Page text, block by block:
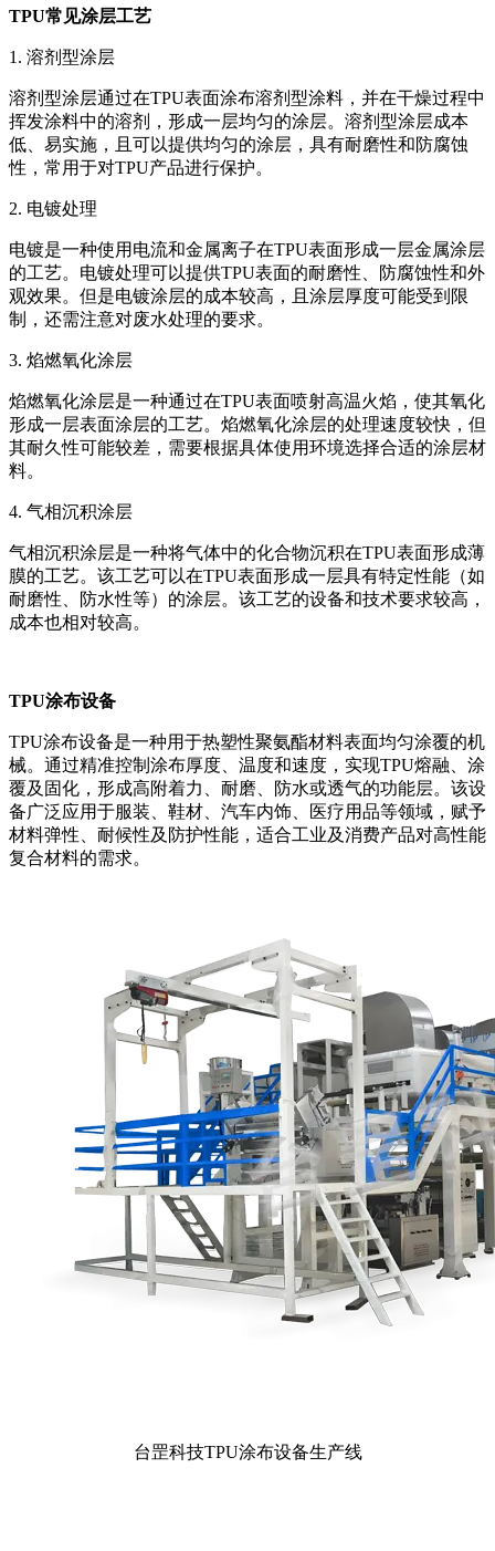
TPU常见涂层工艺
1. 溶剂型涂层
溶剂型涂层通过在TPU表面涂布溶剂型涂料，并在干燥过程中
挥发涂料中的溶剂，形成一层均匀的涂层。溶剂型涂层成本
低、易实施，且可以提供均匀的涂层，具有耐磨性和防腐蚀
性，常用于对TPU产品进行保护。
2. 电镀处理
电镀是一种使用电流和金属离子在TPU表面形成一层金属涂层
的工艺。电镀处理可以提供TPU表面的耐磨性、防腐蚀性和外
观效果。但是电镀涂层的成本较高，且涂层厚度可能受到限
制，还需注意对废水处理的要求。
3. 焰燃氧化涂层
焰燃氧化涂层是一种通过在TPU表面喷射高温火焰，使其氧化
形成一层表面涂层的工艺。焰燃氧化涂层的处理速度较快，但
其耐久性可能较差，需要根据具体使用环境选择合适的涂层材
料。
4. 气相沉积涂层
气相沉积涂层是一种将气体中的化合物沉积在TPU表面形成薄
膜的工艺。该工艺可以在TPU表面形成一层具有特定性能（如
耐磨性、防水性等）的涂层。该工艺的设备和技术要求较高，
成本也相对较高。
TPU涂布设备
TPU涂布设备是一种用于热塑性聚氨酯材料表面均匀涂覆的机
械。通过精准控制涂布厚度、温度和速度，实现TPU熔融、涂
覆及固化，形成高附着力、耐磨、防水或透气的功能层。该设
备广泛应用于服装、鞋材、汽车内饰、医疗用品等领域，赋予
材料弹性、耐候性及防护性能，适合工业及消费产品对高性能
复合材料的需求。
台罡科技TPU涂布设备生产线